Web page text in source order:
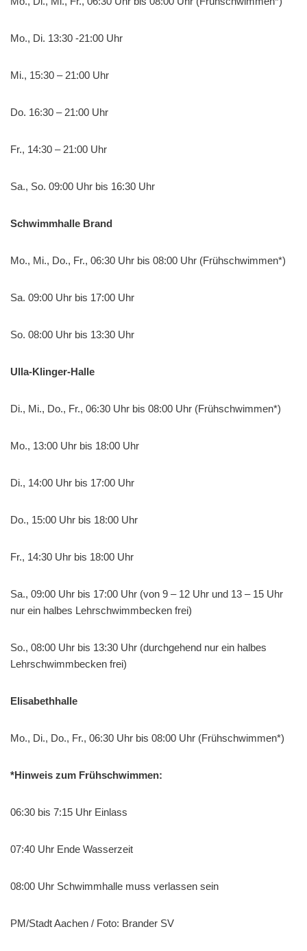
Mo., Di. 13:30 -21:00 Uhr
Mi., 15:30 – 21:00 Uhr
Do. 16:30 – 21:00 Uhr
Fr., 14:30 – 21:00 Uhr
Sa., So. 09:00 Uhr bis 16:30 Uhr
Schwimmhalle Brand
Mo., Mi., Do., Fr., 06:30 Uhr bis 08:00 Uhr (Frühschwimmen*)
Sa. 09:00 Uhr bis 17:00 Uhr
So. 08:00 Uhr bis 13:30 Uhr
Ulla-Klinger-Halle
Di., Mi., Do., Fr., 06:30 Uhr bis 08:00 Uhr (Frühschwimmen*)
Mo., 13:00 Uhr bis 18:00 Uhr
Di., 14:00 Uhr bis 17:00 Uhr
Do., 15:00 Uhr bis 18:00 Uhr
Fr., 14:30 Uhr bis 18:00 Uhr
Sa., 09:00 Uhr bis 17:00 Uhr (von 9 – 12 Uhr und 13 – 15 Uhr
nur ein halbes Lehrschwimmbecken frei)
So., 08:00 Uhr bis 13:30 Uhr (durchgehend nur ein halbes
Lehrschwimmbecken frei)
Elisabethhalle
Mo., Di., Do., Fr., 06:30 Uhr bis 08:00 Uhr (Frühschwimmen*)
*Hinweis zum Frühschwimmen:
06:30 bis 7:15 Uhr Einlass
07:40 Uhr Ende Wasserzeit
08:00 Uhr Schwimmhalle muss verlassen sein
PM/Stadt Aachen / Foto: Brander SV